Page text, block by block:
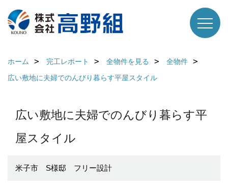
ホーム 完工レポート 全物件を見る
全物件
広い敷地に夫婦でのんびり暮らす平屋スタイル
広い敷地に夫婦でのんびり暮らす平
屋スタイル
米子市 S様邸 フリー設計